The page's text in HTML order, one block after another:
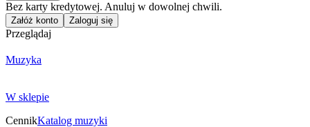
Bez karty kredytowej. Anuluj w dowolnej chwili.
Załóż konto Zaloguj się
Przeglądaj
Muzyka
W sklepie
CennikKatalog muzyki